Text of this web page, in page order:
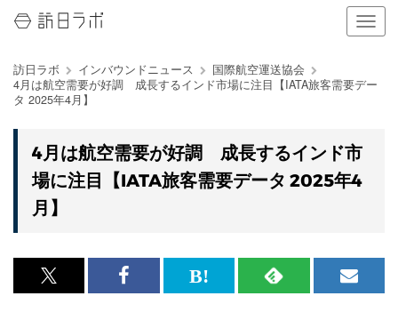
ナ
ビ
ー
替
る
訪日ラボ インバウンドニュース
国際航空運送協会
4月は航空需要が好調 成長するインド市場に注目【IATA旅客需要デー
タ 2025年4月】
4月は航空需要が好調 成長するインド市
場に注目【IATA旅客需要データ 2025年4
月】
x<br>
Facebook<br>
は
RSS
メ